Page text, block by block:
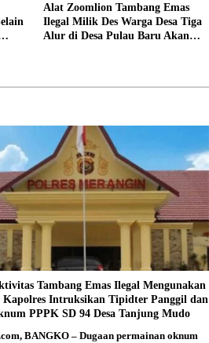
Alat Zoomlion Tambang Emas
Ilegal Milik Des Warga Desa Tiga
Alur di Desa Pulau Baru Akan
Tambang Emas Ilegal Mengunakan
Kapolres Intruksikan Tipidter Panggil dan
PPPK SD 94 Desa Tanjung Mudo
BANGKO – Dugaan permainan oknum